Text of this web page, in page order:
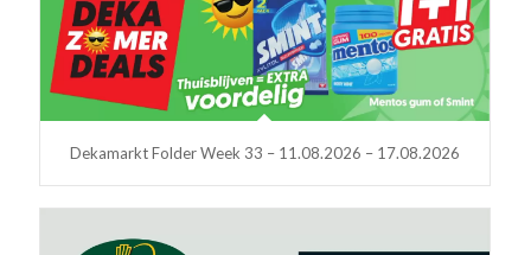
Dekamarkt Folder Week 33 – 11.08.2026 – 17.08.2026